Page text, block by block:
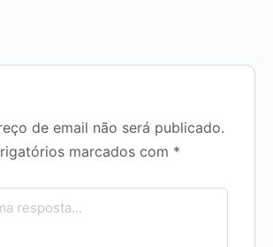
de email não será publicado.
marcados com *